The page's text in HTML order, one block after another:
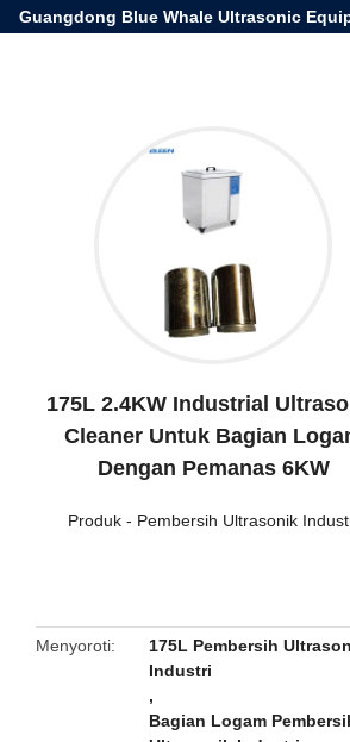
Guangdong Blue Whale Ultrasonic
175L 2.4KW Industrial
Cleaner Untuk Bagian
Dengan Pemanas 6KW
Produk - Pembersih Ultrasonik
Menyoroti
175L Pembersih
Industri
,
Bagian Logam